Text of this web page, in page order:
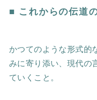
■ これからの伝道
かつてのような形式的
みに寄り添い、現代の
ていくこと。